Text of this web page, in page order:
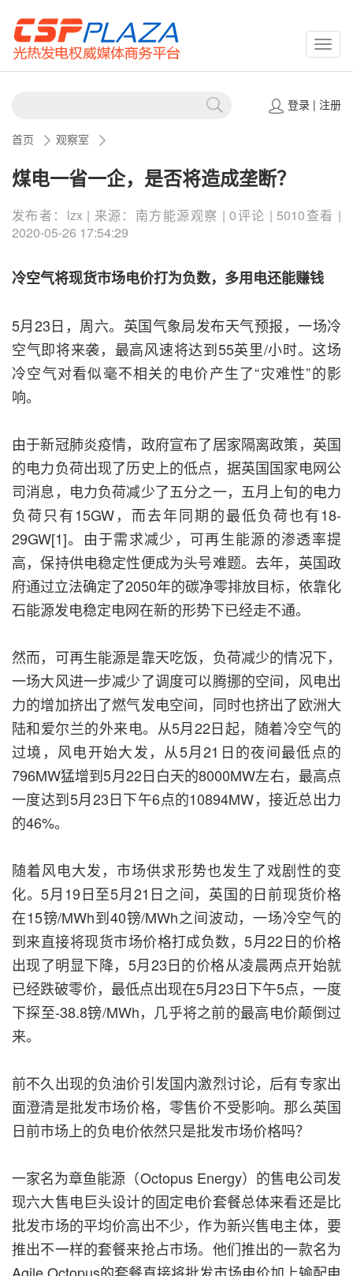
登录| 注册
首页 观察室
煤电一省一企，是否将造成垄断？
发布者：lzx | 来源：南方能源观察 | 0评论 | 5010查看 |
2020-05-26 17:54:29
冷空气将现货市场电价打为负数，多用电还能赚钱
5月23日，周六。英国气象局发布天气预报，一场冷
空气即将来袭，最高风速将达到55英里/小时。这场
冷空气对看似毫不相关的电价产生了“灾难性”的影
响。
由于新冠肺炎疫情，政府宣布了居家隔离政策，英国
的电力负荷出现了历史上的低点，据英国国家电网公
司消息，电力负荷减少了五分之一，五月上旬的电力
负荷只有15GW，而去年同期的最低负荷也有18-
29GW[1]。由于需求减少，可再生能源的渗透率提
高，保持供电稳定性便成为头号难题。去年，英国政
府通过立法确定了2050年的碳净零排放目标，依靠化
石能源发电稳定电网在新的形势下已经走不通。
然而，可再生能源是靠天吃饭，负荷减少的情况下，
一场大风进一步减少了调度可以腾挪的空间，风电出
力的增加挤出了燃气发电空间，同时也挤出了欧洲大
陆和爱尔兰的外来电。从5月22日起，随着冷空气的
过境，风电开始大发，从5月21日的夜间最低点的
796MW猛增到5月22日白天的8000MW左右，最高点
一度达到5月23日下午6点的10894MW，接近总出力
的46%。
随着风电大发，市场供求形势也发生了戏剧性的变
化。5月19日至5月21日之间，英国的日前现货价格
在15镑/MWh到40镑/MWh之间波动，一场冷空气的
到来直接将现货市场价格打成负数，5月22日的价格
出现了明显下降，5月23日的价格从凌晨两点开始就
已经跌破零价，最低点出现在5月23日下午5点，一度
下探至-38.8镑/MWh，几乎将之前的最高电价颠倒过
来。
前不久出现的负油价引发国内激烈讨论，后有专家出
面澄清是批发市场价格，零售价不受影响。那么英国
日前市场上的负电价依然只是批发市场价格吗？
一家名为章鱼能源（Octopus Energy）的售电公司发
现六大售电巨头设计的固定电价套餐总体来看还是比
批发市场的平均价高出不少，作为新兴售电主体，要
推出不一样的套餐来抢占市场。他们推出的一款名为